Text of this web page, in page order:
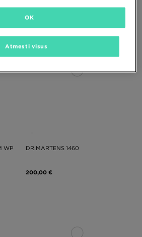
160,00 €
WP
DR.MARTENS 1460
200,00 €
Atmesti visus
OK